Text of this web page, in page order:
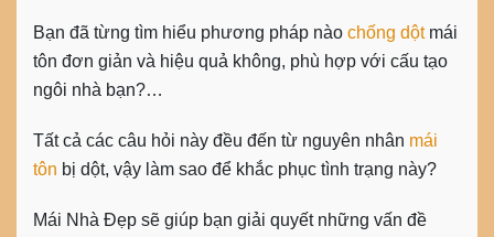
Bạn đã từng tìm hiểu phương pháp nào chống dộtmái
tôn đơn giản và hiệu quả không, phù hợp với cấu tạo
ngôi nhà bạn?…
Tất cả các câu hỏi này đều đến từ nguyên nhân mái
tôn bị dột, vậy làm sao để khắc phục tình trạng này?
Mái Nhà Đẹp sẽ giúp bạn giải quyết những vấn đề